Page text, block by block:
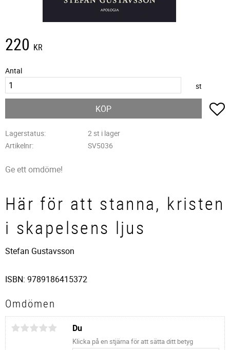
220 KR
Antal
st
KÖP
Lagerstatus
2 st i lager
Artikelnr
SV5036
Ge ett omdöme!
Här för att stanna, kristen
i skapelsens ljus
Stefan Gustavsson
ISBN: 9789186415372
Omdömen
Du
Klicka på en stjärna för att sätta ditt betyg